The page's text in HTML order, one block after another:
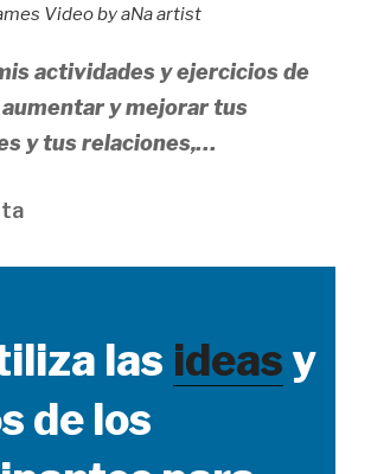
Video by aNa artist
actividades y ejercicios de
y mejorar tus
y tus relaciones,…
las ideas y
de los